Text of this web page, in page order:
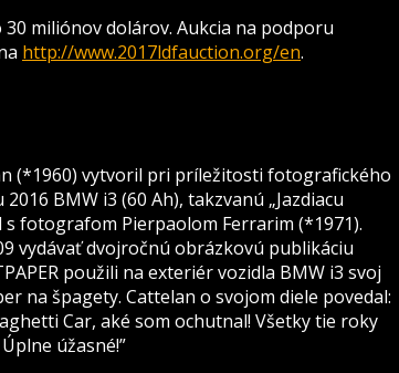
miliónov dolárov. Aukcia na podporu
http://www.2017ldfauction.org/en.
(*1960) vytvoril pri príležitosti fotografického
BMW i3 (60 Ah), takzvanú „Jazdiacu
fotografom Pierpaolom Ferrarim (*1971).
vydávať dvojročnú obrázkovú publikáciu
použili na exteriér vozidla BMW i3 svoj
na špagety. Cattelan o svojom diele povedal:
Car, aké som ochutnal! Všetky tie roky
úžasné!”